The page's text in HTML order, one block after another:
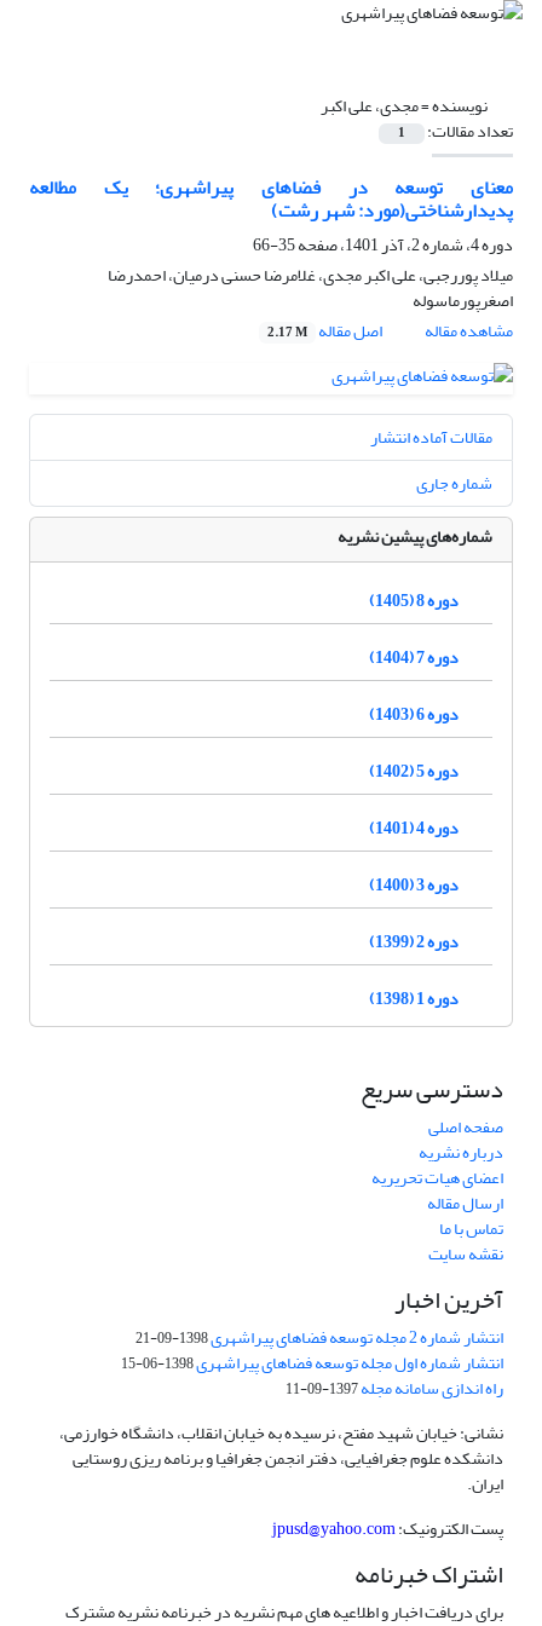
نویسنده =مجدی، علی اکبر
تعداد مقالات: 1
معنای توسعه در فضاهای پیراشهری؛ یک مطالعه
پدیدارشناختی(مورد: شهر رشت)
دوره 4، شماره 2، آذر 1401، صفحه
35-66
میلاد پوررجبی، علی اکبر مجدی، غلامرضا حسنی درمیان، احمدرضا
اصغرپورماسوله
مشاهده مقاله
اصل مقاله 2.17 M
مقالات آماده انتشار
شماره جاری
شماره‌های پیشین نشریه
دوره 8 (1405)
دوره 7 (1404)
دوره 6 (1403)
دوره 5 (1402)
دوره 4 (1401)
دوره 3 (1400)
دوره 2 (1399)
دوره 1 (1398)
دسترسی سریع
صفحه اصلی
درباره نشریه
اعضای هیات تحریریه
ارسال مقاله
تماس با ما
نقشه سایت
آخرین اخبار
انتشار شماره 2 مجله توسعه فضاهای پیراشهری 1398-09-21
انتشار شماره اول مجله توسعه فضاهای پیراشهری1398-06-15
راه اندازی سامانه مجله1397-09-11
نشانی: خیابان شهید مفتح، نرسیده به خیابان انقلاب، دانشگاه خوارزمی،
دانشکده علوم جغرافیایی، دفتر انجمن جغرافیا و برنامه ریزی روستایی
ایران.
پست الکترونیک:jpusd@yahoo.com
اشتراک خبرنامه
برای دریافت اخبار و اطلاعیه های مهم نشریه در خبرنامه نشریه مشترک